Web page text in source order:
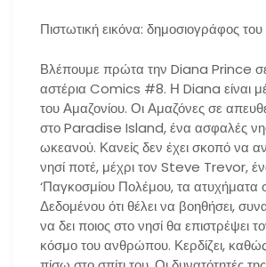
Πιστωτική εικόνα: δημοσιογράφος
Βλέπουμε πρώτα την Diana Prince
αστέρια Comics #8. Η Diana είναι
του Αμαζονίου. Οι Αμαζόνες σε
στο Paradise Island, ένα ασφαλές
ωκεανού. Κανείς δεν έχει σκοπό να
νησί ποτέ, μέχρι τον Steve Trevor,
‘Παγκοσμίου Πολέμου, τα ατυχήματα
Δεδομένου ότι θέλει να βοηθήσει,
να δει ποιος στο νησί θα επιστρέψει
κόσμο του ανθρώπου. Κερδίζει,